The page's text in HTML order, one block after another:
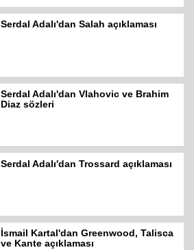
Serdal Adalı'dan Salah açıklaması
Serdal Adalı'dan Vlahovic ve Brahim
Diaz sözleri
Serdal Adalı'dan Trossard açıklaması
İsmail Kartal'dan Greenwood, Talisca
ve Kante açıklaması